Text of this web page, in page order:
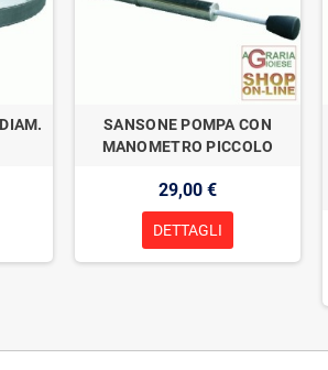
SANSONE POMPA CON
MANOMETRO PICCOLO
29,00 €
DETTAGLI